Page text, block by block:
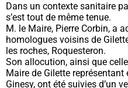
Dans un contexte sanitaire
s’est tout de même tenue.
M. le Maire, Pierre Corbin, a
homologues voisins de
les roches, Roquesteron.
Son allocution, ainsi que
Maire de Gilette
Ginesy, ont été suivies d’un